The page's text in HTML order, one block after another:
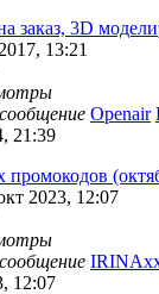
заказ, 3D
13:21
Openair
21:39
2023, 12:07
12:07